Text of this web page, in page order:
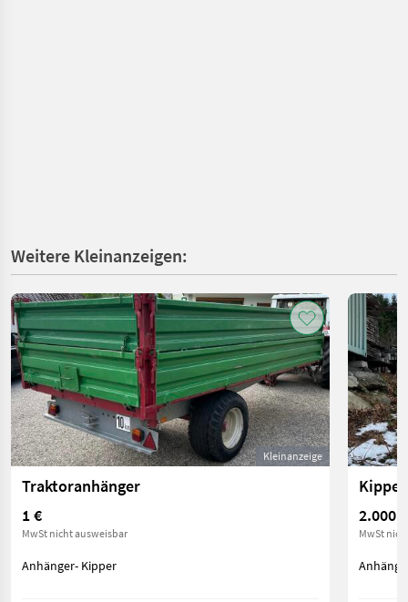
Weitere Kleinanzeigen:
Kleinanzeige
Traktoranhänger
1 €
MwSt nicht ausweisbar
Anhänger- Kipper
Kipper
2.000 €
MwSt